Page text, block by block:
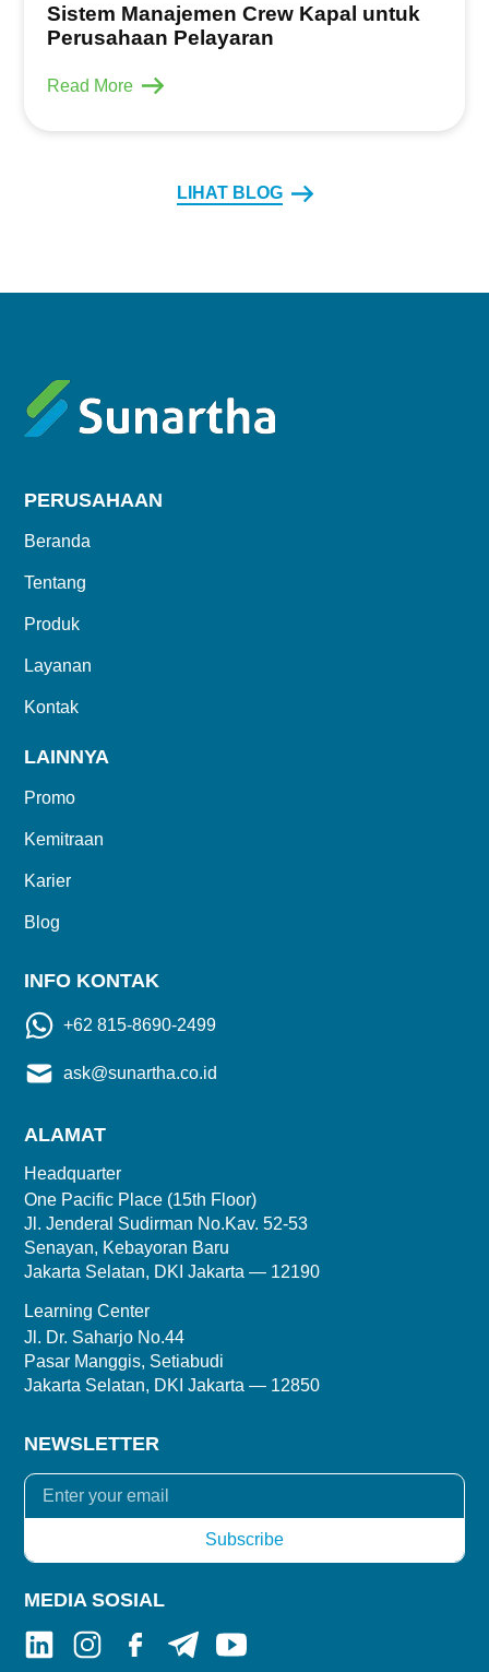
Sistem Manajemen Crew Kapal untuk
Perusahaan Pelayaran
Read More
LIHAT BLOG
PERUSAHAAN
Beranda
Tentang
Produk
Layanan
Kontak
LAINNYA
Promo
Kemitraan
Karier
Blog
INFO KONTAK
+62 815-8690-2499
ask@sunartha.co.id
ALAMAT
Headquarter
One Pacific Place (15th Floor)
Jl. Jenderal Sudirman No.Kav. 52-53
Senayan, Kebayoran Baru
Jakarta Selatan, DKI Jakarta — 12190
Learning Center
Jl. Dr. Saharjo No.44
Pasar Manggis, Setiabudi
Jakarta Selatan, DKI Jakarta — 12850
NEWSLETTER
MEDIA SOSIAL